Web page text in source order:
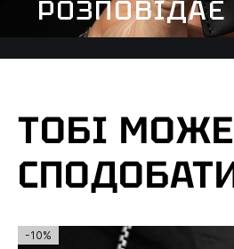
РОЗПОВІДАЄ
ТОБІ МОЖЕ
-10%